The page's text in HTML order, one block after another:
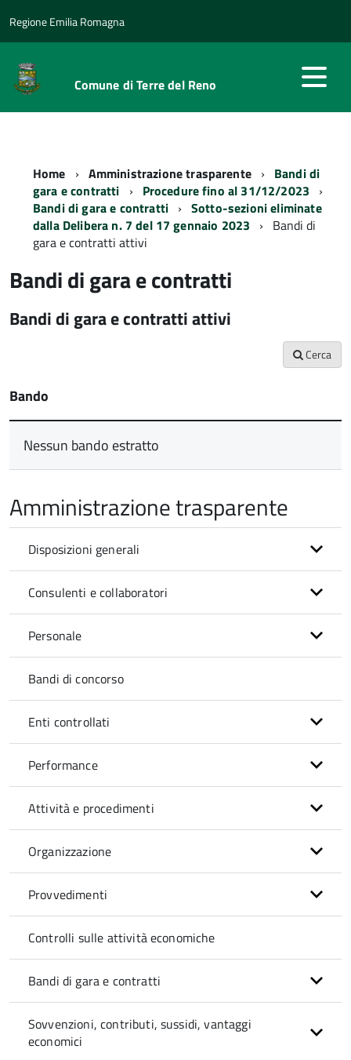
Regione Emilia Romagna
Comune di Terre del Reno
Home Amministrazione trasparente
Bandi di
gara e contratti
Procedure fino al 31/12/2023
Bandi di gara e contratti
Sotto-sezioni eliminate
dalla Delibera n. 7 del 17 gennaio 2023
Bandi di
gara e contratti attivi
Bandi di gara e contratti
Bandi di gara e contratti attivi
Cerca
Bando
Nessun bando estratto
Amministrazione trasparente
Disposizioni generali
Consulenti e collaboratori
Personale
Bandi di concorso
Enti controllati
Performance
Attività e procedimenti
Organizzazione
Provvedimenti
Controlli sulle attività economiche
Bandi di gara e contratti
Sovvenzioni, contributi, sussidi, vantaggi
economici